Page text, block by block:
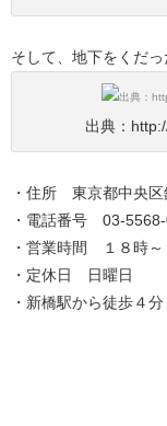
そして、地下をくだ
出典：
・住所 東京都中央
・電話番号 03-
・営業時間 １８時～
・定休日 日曜日
・新橋駅から徒歩４分